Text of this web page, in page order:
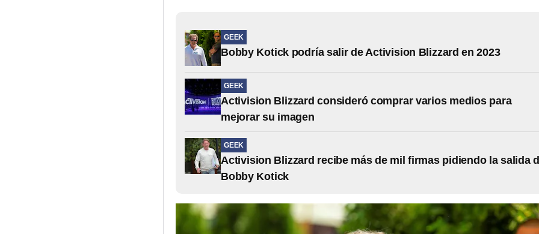
GEEK
Bobby Kotick podría salir de Activision Blizzard en 2023
GEEK
Activision Blizzard consideró comprar varios medios para
mejorar su imagen
GEEK
Activision Blizzard recibe más de mil firmas pidiendo la salida
Bobby Kotick